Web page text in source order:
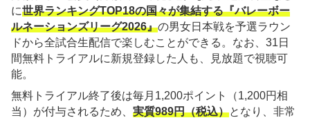
に世界ランキングTOP18の国々が集結する『バレーボー
ルネーションズリーグ2026』の男女日本戦を予選ラウン
ドから全試合生配信で楽しむことができる。なお、31日
間無料トライアルに新規登録した人も、見放題で視聴可
能。
無料トライアル終了後は毎月1,200ポイント（1,200円相
当）が付与されるため、 実質989円（税込）となり、非常